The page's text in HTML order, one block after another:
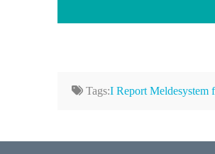
Tags:I Report Meldesystem